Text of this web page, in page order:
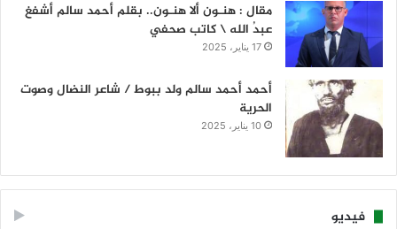
مقال : هنـون ألا هنـون.. بقلم أحمد سالم أشفغ
عبدُ الله \ كاتب صحفي
17 يناير، 2025
أحمد أحمد سالم ولد ببوط / شاعر النضال وصوت
الحرية
10 يناير، 2025
فيديو